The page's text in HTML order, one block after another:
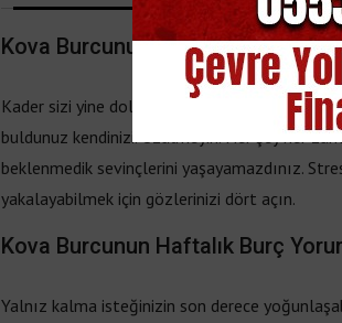
Kova Burcunun Günlük Burç
Kader sizi yine dolambaçlı yollara attı ve
buldunuz kendinizi. Üzülmeyin. Her şey her
beklenmedik sevinçlerini yaşayamazdınız.
yakalayabilmek için gözlerinizi dört açın.
Kova Burcunun Haftalık Burç
Yalnız kalma isteğinizin son derece